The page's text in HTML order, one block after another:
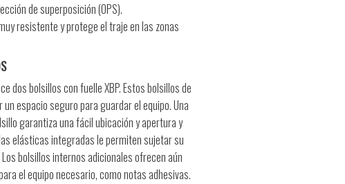
de superposición (OPS).
resistente y protege el traje en las zonas
dos bolsillos con fuelle XBP. Estos bolsillos de
espacio seguro para guardar el equipo. Una
garantiza una fácil ubicación y apertura y
elásticas integradas le permiten sujetar su
bolsillos internos adicionales ofrecen aún
el equipo necesario, como notas adhesivas.